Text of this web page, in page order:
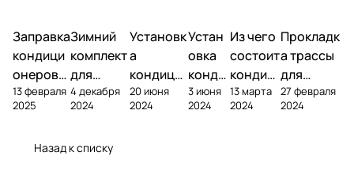
Заправка
кондици
онеров
фреоном
13 февраля
2025
Зимний
комплект
для
кондици
онера
4 декабря
2024
Установк
а
кондици
онера на
фасаде
20 июня
2024
Устан
овка
конди
ционе
ра
3 июня
2024
Из чего
состоит
кондиц
ионер?
13 марта
2024
Прокладк
а трассы
для
кондицио
нера
27 февраля
2024
Назад к списку